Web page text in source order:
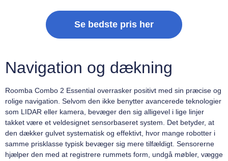
Se bedste pris her
Navigation og dækning
Roomba Combo 2 Essential overrasker positivt med sin præcise og
rolige navigation. Selvom den ikke benytter avancerede teknologier
som LIDAR eller kamera, bevæger den sig alligevel i lige linjer
takket være et veldesignet sensorbaseret system. Det betyder, at
den dækker gulvet systematisk og effektivt, hvor mange robotter i
samme prisklasse typisk bevæger sig mere tilfældigt. Sensorerne
hjælper den med at registrere rummets form, undgå møbler, vægge